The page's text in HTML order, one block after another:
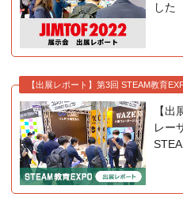
した
【出展レポート】第3回 STEAM教育
【
レー